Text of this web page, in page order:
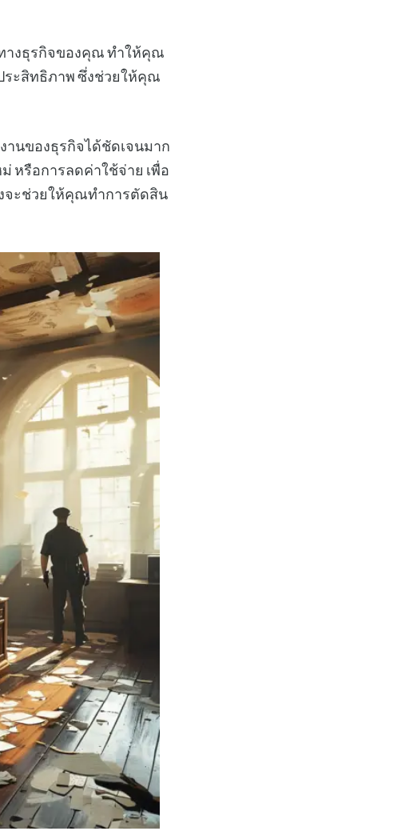
างธุรกิจของคุณ ทำให้คุณ
ระสิทธิภาพ ซึ่งช่วยให้คุณ
นของธุรกิจได้ชัดเจนมาก
หรือการลดค่าใช้จ่าย เพื่อ
จะช่วยให้คุณทำการตัดสิน